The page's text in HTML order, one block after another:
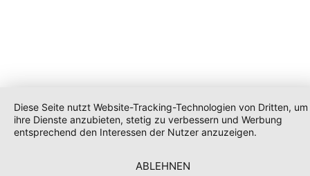
Diese Seite nutzt Website-Tracking-Technologien von Dritten, um
ihre Dienste anzubieten, stetig zu verbessern und Werbung
entsprechend den Interessen der Nutzer anzuzeigen.
ABLEHNEN